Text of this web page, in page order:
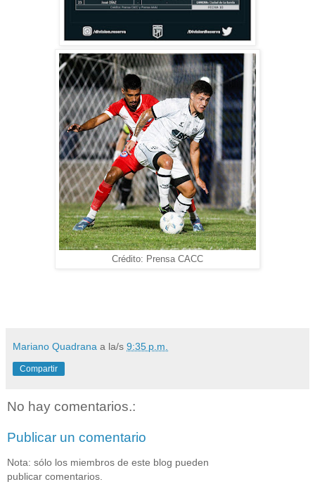
Crédito: Prensa CACC
Mariano Quadrana a la/s 9:35 p.m.
Compartir
No hay comentarios.:
Publicar un comentario
Nota: sólo los miembros de este blog pueden
publicar comentarios.